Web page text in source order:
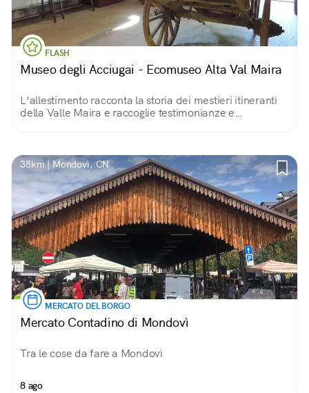
FLASH
Museo degli Acciugai - Ecomuseo Alta Val Maira
L’allestimento racconta la storia dei mestieri itineranti
della Valle Maira e raccoglie testimonianze e
38km | Mondovì, CN
MERCATO DEL BORGO
Mercato Contadino di Mondovì
Tra le cose da fare a Mondovì
8 ago